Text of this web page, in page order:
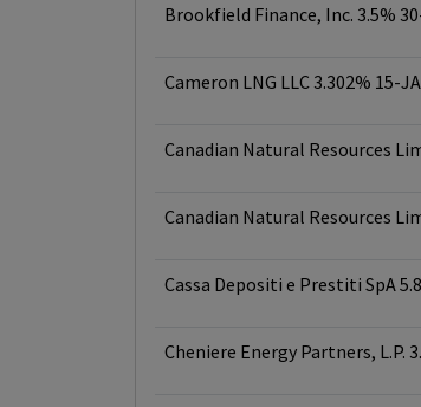
Brookfield Finance, Inc. 3.5%
Cameron LNG LLC 3.302% 15-
Canadian Natural Resources
Canadian Natural Resources
Cassa Depositi e Prestiti SpA
Cheniere Energy Partners, L.P.